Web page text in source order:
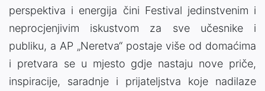
perspektiva i energija čini Festival jedinstvenim i
neprocjenjivim iskustvom za sve učesnike i
publiku, a AP „Neretva“ postaje više od domaćima
i pretvara se u mjesto gdje nastaju nove priče,
inspiracije, saradnje i prijateljstva koje nadilaze